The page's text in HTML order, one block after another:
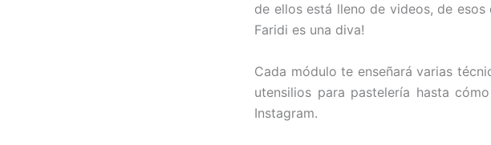
de ellos está lleno de videos, de
Faridi es una diva!
Cada módulo te enseñará varias
utensilios para pastelería hasta
Instagram.